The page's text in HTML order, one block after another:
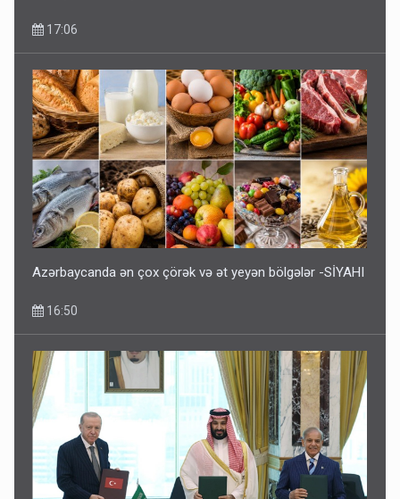
17:06
Azərbaycanda ən çox çörək və ət yeyən bölgələr -SİYAHI
16:50